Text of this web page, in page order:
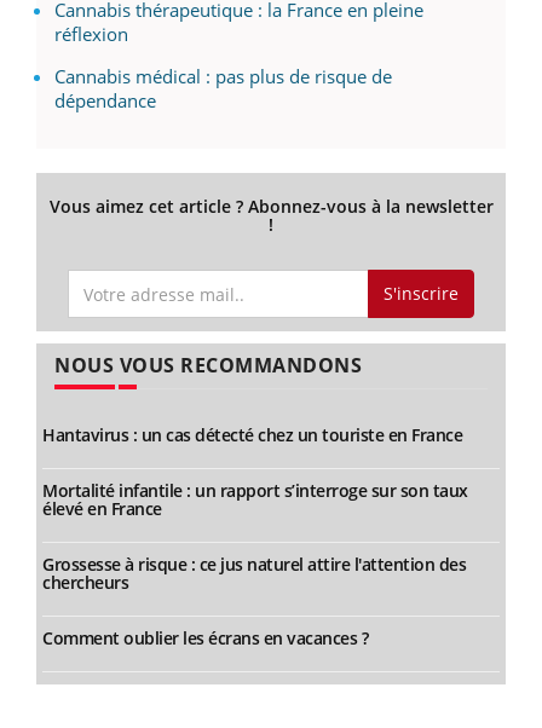
Cannabis thérapeutique : la France en pleine
réflexion
Cannabis médical : pas plus de risque de
dépendance
Vous aimez cet article ? Abonnez-vous à la newsletter
!
S'inscrire
NOUS VOUS RECOMMANDONS
Hantavirus : un cas détecté chez un touriste en France
Mortalité infantile : un rapport s’interroge sur son taux
élevé en France
Grossesse à risque : ce jus naturel attire l'attention des
chercheurs
Comment oublier les écrans en vacances ?